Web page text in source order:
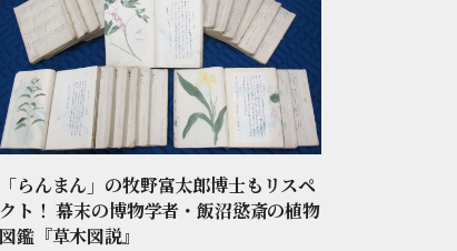
「らんまん」の牧野富太郎博士もリスペ
クト！ 幕末の博物学者・飯沼慾斎の植物
図鑑『草木図説』